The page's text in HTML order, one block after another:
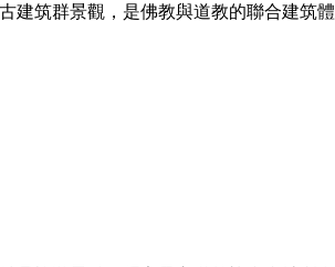
筑群景觀，是佛教與道教的聯合建筑